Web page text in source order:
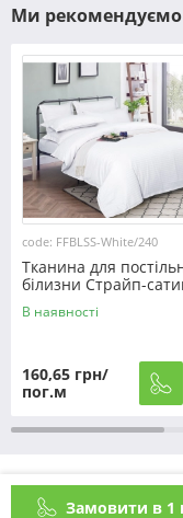
Замовити в 1
Ми рекомендуємо
code: FFBLSS-White/240
Тканина для
білизни Страйп-
White/240 (50м)
В наявності
160,65 грн/
пог.м
Як оформити